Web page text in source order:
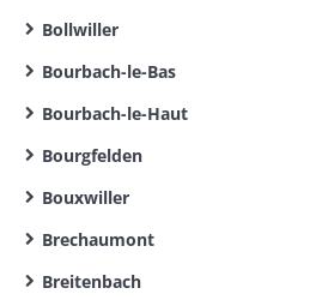
Bollwiller
Bourbach-le-Bas
Bourbach-le-Haut
Bourgfelden
Bouxwiller
Brechaumont
Breitenbach